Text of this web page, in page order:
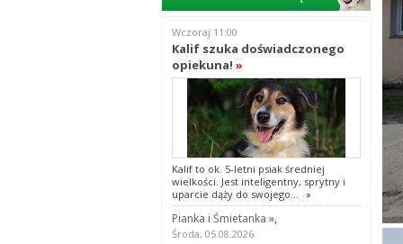
Wczoraj 11:00
Kalif szuka doświadczonego
opiekuna! »
Kalif to ok. 5-letni psiak średniej
wielkości. Jest inteligentny, sprytny i
uparcie dąży do swojego... »
Pianka i Śmietanka »,
Środa, 05.08.2026